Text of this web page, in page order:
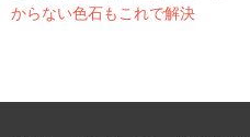
からない色石もこれで解決